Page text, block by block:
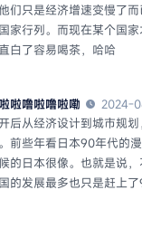
们只是经济增速变慢了
家行列。而现在某个国
白了容易喝茶，哈哈
啦噜啦噜啦嘞
2024-
后从经济设计到城市规
前些年看日本90年代的
的日本很像。也就是说
的发展最多也只是赶上